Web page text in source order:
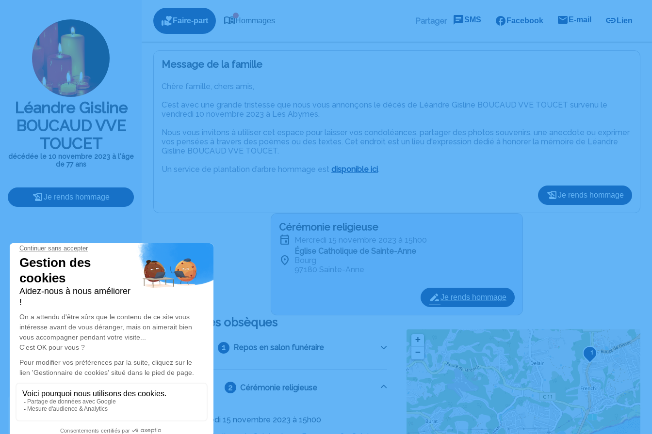
Léandre Gisline
BOUCAUD VVE
TOUCET
décédée le 10 novembre 2023 à l'âge
de 77 ans
Je rends hommage
Faire-part Hommages Partager SMS Facebook E-mail Lien
Message de la famille
Chère famille, chers amis,
C’est avec une grande tristesse que nous vous annonçons le décès de Léandre Gisline BOUCAUD VVE TOUCET survenu le
vendredi 10 novembre 2023 à Les Abymes.
Nous vous invitons à utiliser cet espace pour laisser vos condoléances, partager des photos souvenirs, une anecdote ou exprimer
vos pensées à travers des poèmes ou des textes. Cet endroit est un lieu d'expression dédié à honorer la mémoire de Léandre
Gisline BOUCAUD VVE TOUCET.
Un service de plantation d’arbre hommage est disponible ici.
Je rends hommage
Cérémonie religieuse
mercredi 15 novembre 2023 à 15h00
Église Catholique de Sainte-Anne
Bourg
97180 Sainte-Anne
Je rends hommage
Déroulé des obsèques
Repos en salon funéraire
Cérémonie religieuse
Le mercredi 15 novembre 2023 à 15h00
1
+
−